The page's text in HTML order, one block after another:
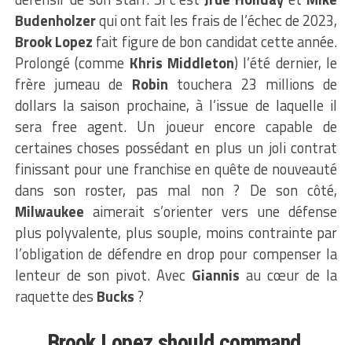
Budenholzerqui ont fait les frais de l’échec de 2023,
Brook Lopez fait figure de bon candidat cette année.
Prolongé (comme Khris Middleton) l’été dernier, le
frère jumeau de Robin touchera 23 millions de
dollars la saison prochaine, à l’issue de laquelle il
sera free agent. Un joueur encore capable de
certaines choses possédant en plus un joli contrat
finissant pour une franchise en quête de nouveauté
dans son roster, pas mal non ? De son côté,
Milwaukee aimerait s’orienter vers une défense
plus polyvalente, plus souple, moins contrainte par
l’obligation de défendre en drop pour compenser la
lenteur de son pivot. Avec Giannis au cœur de la
raquette des Bucks?